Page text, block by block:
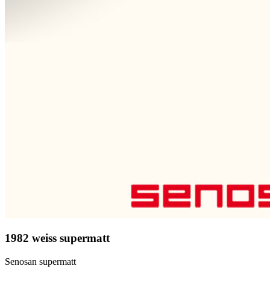
1982 weiss supermatt
Senosan supermatt